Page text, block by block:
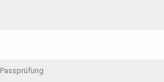
Passprüfung